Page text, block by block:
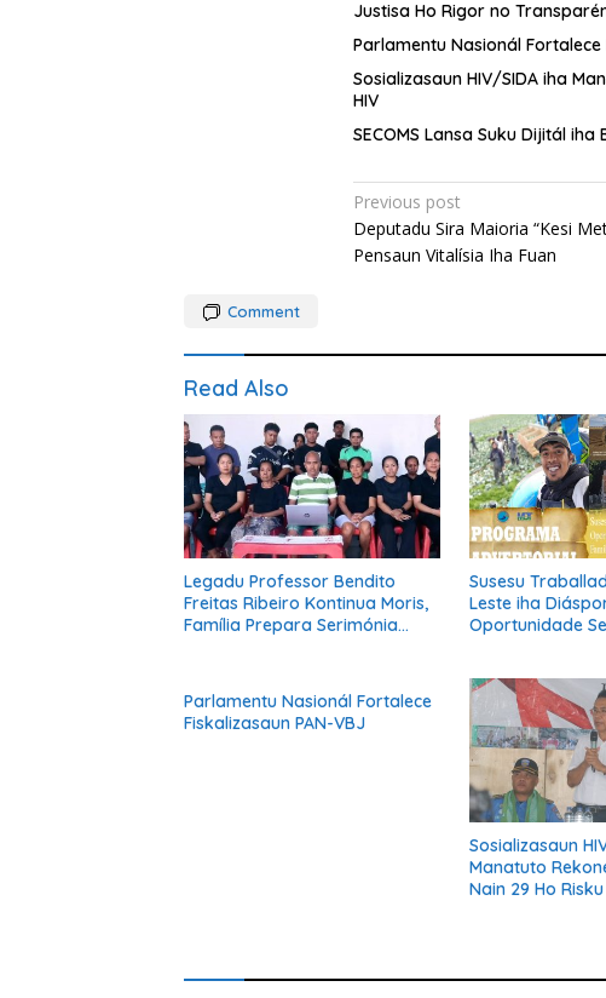
Justisa Ho Rigor no
Parlamentu Nasionál Fortalece
Sosializasaun HIV/SIDA iha
HIV
SECOMS Lansa Suku Dijitál iha
Post
navigation
Previous post
Deputadu Sira Maioria “Kesi
Pensaun Vitalísia Iha Fuan
Comment
Read Also
Legadu Professor Bendito
Freitas Ribeiro Kontinua Moris,
Família Prepara Serimónia
Susesu
Leste iha
Oportunidade
Parlamentu Nasionál Fortalece
Fiskalizasaun PAN-VBJ
Sosializasaun
Manatuto
Nain 29 Ho